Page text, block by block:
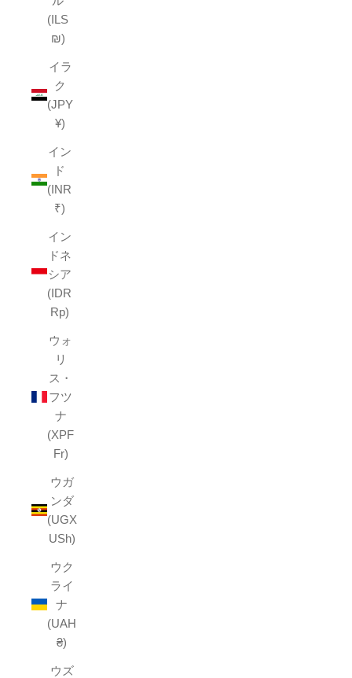
(ILS
₪)
イラ
ク
(JPY
¥)
イン
ド
(INR
₹)
イン
ドネ
シア
(IDR
Rp)
ウォ
リ
ス・
フツ
ナ
(XPF
Fr)
ウガ
ンダ
(UGX
USh)
ウク
ライ
ナ
(UAH
₴)
ウズ